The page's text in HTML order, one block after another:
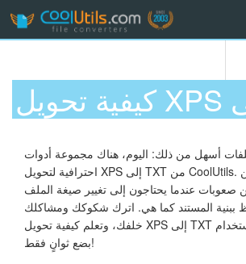
أسهل من ذلك: اليوم، هناك مجموعة أدوات
احترافية لتحويل XPS إلى TXT من CoolUtils. يعاني العديد من
عندما يحتاجون إلى تغيير صيغة الملف
ببنية المستند كما هي. اترك شكوكك ومشاكلك
خلفك، وتعلم كيفية تحويل XPS إلى TXT باستخدام CoolUtils في
بضع ثوانٍ فقط!